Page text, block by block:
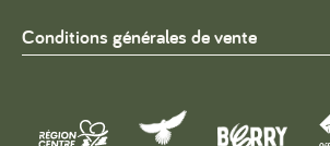
Conditions générales de vente